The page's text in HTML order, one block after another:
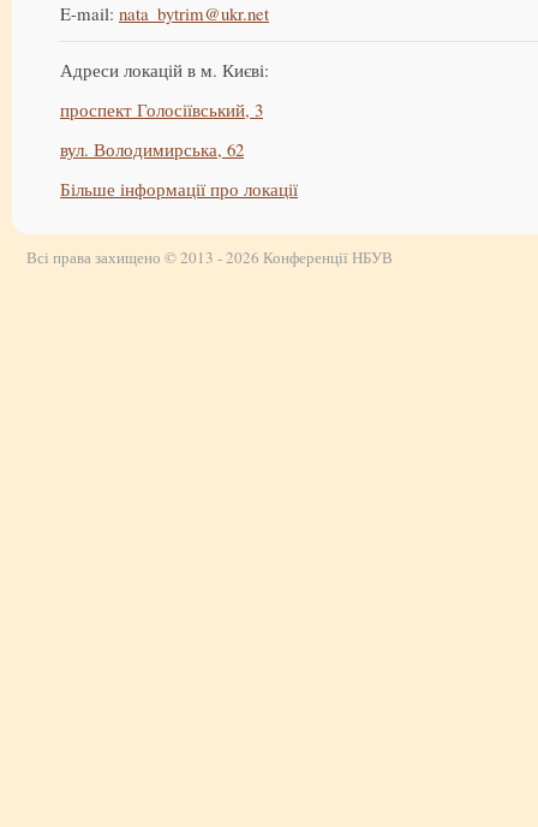
E-mail: nata_bytrim@ukr.net
Адреси локацій в м. Києві:
проспект Голосіївський, 3
вул. Володимирська, 62
Більше інформації про локації
Всі права захищено © 2013 - 2026 Конференції НБУВ